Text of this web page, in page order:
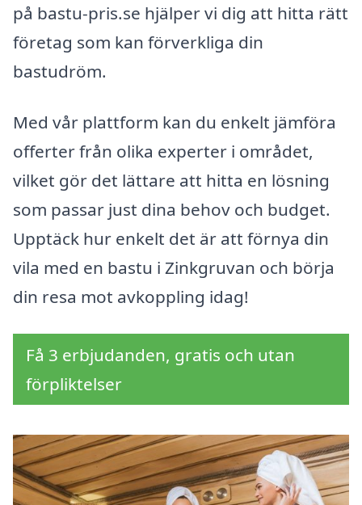
på bastu-pris.se hjälper vi dig att hitta rätt
företag som kan förverkliga din
bastudröm.
Med vår plattform kan du enkelt jämföra
offerter från olika experter i området,
vilket gör det lättare att hitta en lösning
som passar just dina behov och budget.
Upptäck hur enkelt det är att förnya din
vila med en bastu i Zinkgruvan och börja
din resa mot avkoppling idag!
Få 3 erbjudanden, gratis och utan
förpliktelser